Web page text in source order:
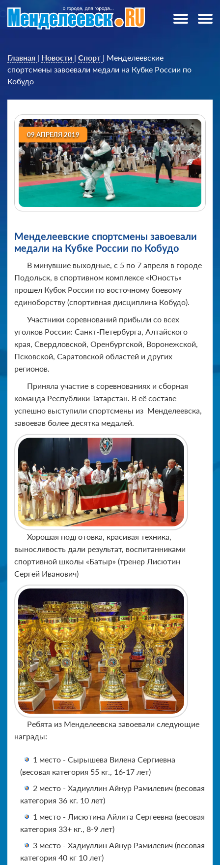
Главная | Новости | Спорт | Менделеевские
спортсмены завоевали медали на Кубке России по
Кобудо
09 АПРЕЛЯ 2019
Менделеевские спортсмены завоевали
медали на Кубке России по Кобудо
В минувшие выходные, с 5 по 7 апреля в городе
Подольск, в спортивном комплексе «Юность»
прошел Кубок России по восточному боевому
единоборству (спортивная дисциплина Кобудо).
Участники соревнований прибыли со всех
уголков России: Санкт-Петербурга, Алтайского
края, Свердловской, Оренбургской, Воронежской,
Псковской, Саратовской областей и других
регионов.
Приняла участие в соревнованиях и сборная
команда Республики Татарстан. В её составе
успешно выступили спортсмены из Менделеевска,
завоевав более десятка медалей.
Хорошая подготовка, красивая техника,
выносливость дали результат, воспитанниками
спортивной школы «Батыр» (тренер Лисютин
Сергей Иванович)
Ребята из Менделеевска завоевали следующие
награды:
1 место - Сырышева Вилена Сергиевна
(весовая категория 55 кг., 16-17 лет)
2 место - Хадиуллин Айнур Рамилевич (весовая
категория 36 кг. 10 лет)
1 место - Лисютина Айлита Сергеевна (весовая
категория 33+ кг., 8-9 лет)
3 место - Хадиуллин Айнур Рамилевич (весовая
категория 40 кг 10 лет)